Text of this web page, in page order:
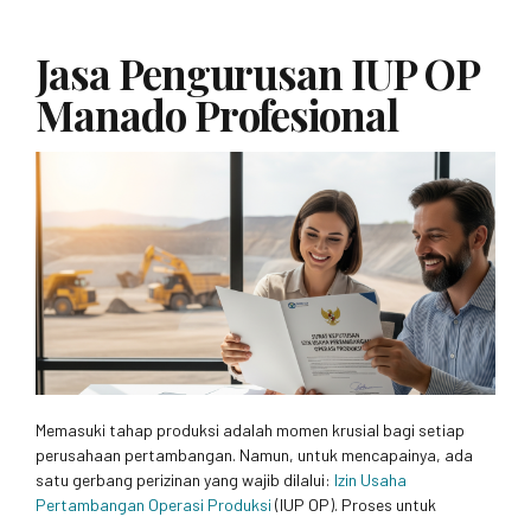
Jasa Pengurusan IUP OP
Manado Profesional
Memasuki tahap produksi adalah momen krusial bagi setiap
perusahaan pertambangan. Namun, untuk mencapainya, ada
satu gerbang perizinan yang wajib dilalui: Izin Usaha
Pertambangan Operasi Produksi (IUP OP). Proses untuk